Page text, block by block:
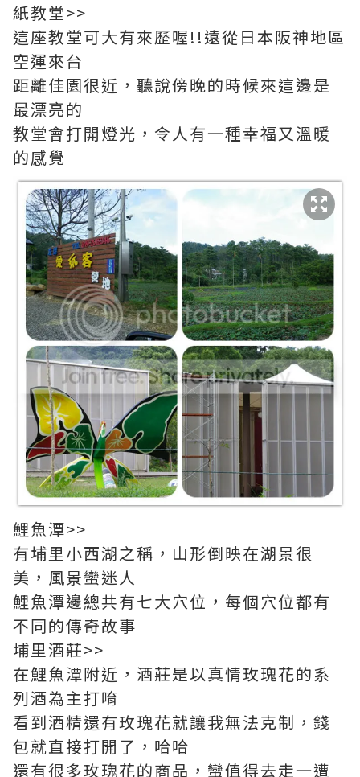
紙教堂>>
這座教堂可大有來歷喔!!遠從日本阪神地區
空運來台
距離佳園很近，聽說傍晚的時候來這邊是
最漂亮的
教堂會打開燈光，令人有一種幸福又溫暖
的感覺
鯉魚潭>>
有埔里小西湖之稱，山形倒映在湖景很
美，風景蠻迷人
鯉魚潭邊總共有七大穴位，每個穴位都有
不同的傳奇故事
埔里酒莊>>
在鯉魚潭附近，酒莊是以真情玫瑰花的系
列酒為主打唷
看到酒精還有玫瑰花就讓我無法克制，錢
包就直接打開了，哈哈
還有很多玫瑰花的商品，蠻值得去走一遭